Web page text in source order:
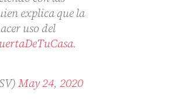
explica que la
uso del
.
May 24, 2020